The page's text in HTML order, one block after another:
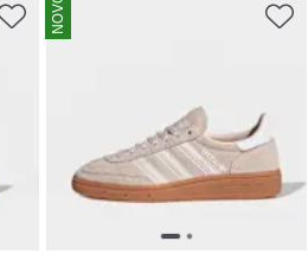
NOVO